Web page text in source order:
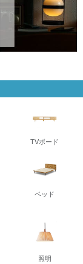
TVボード
ベッド
照明